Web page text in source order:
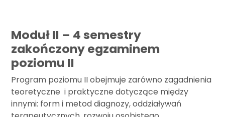
Moduł II – 4 semestry
zakończony egzaminem
poziomu II
Program poziomu II obejmuje zarówno zagadnienia
teoretyczne i praktyczne dotyczące między
innymi: form i metod diagnozy, oddziaływań